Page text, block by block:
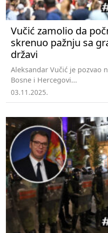
Vučić zamolio da
skrenuo pažnju sa
državi
Aleksandar Vučić je pozvao
Bosne i Hercegovi...
03.11.2025.